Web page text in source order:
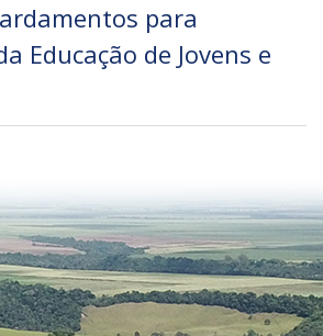
para
Educação de Jovens e